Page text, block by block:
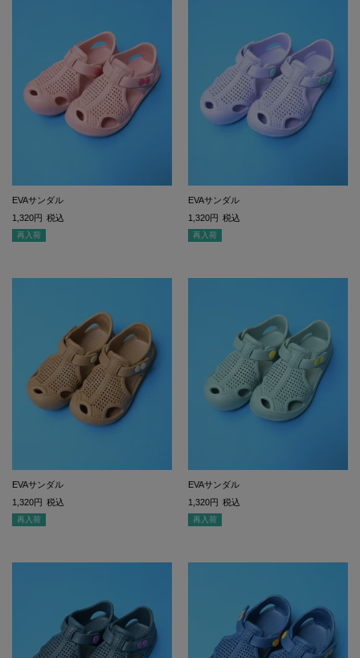
EVAサンダル
1,320
税込
再入荷
EVAサンダル
1,320
税込
再入荷
EVAサンダル
1,320
税込
再入荷
EVAサンダル
1,320
税込
再入荷